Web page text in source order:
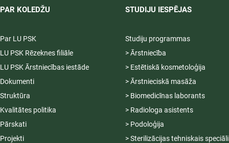
PAR KOLEDŽU
Par LU PSK
LU PSK Rēzeknes filiāle
LU PSK Ārstniecības iestāde
Dokumenti
Struktūra
Kvalitātes politika
Pārskati
Projekti
STUDIJU IESPĒJAS
Studiju programmas
> Ārstniecība
> Estētiskā kosmetoloģija
> Ārstnieciskā masāža
> Biomedicīnas laborants
> Radiologa asistents
> Podoloģija
> Sterilizācijas tehniskais